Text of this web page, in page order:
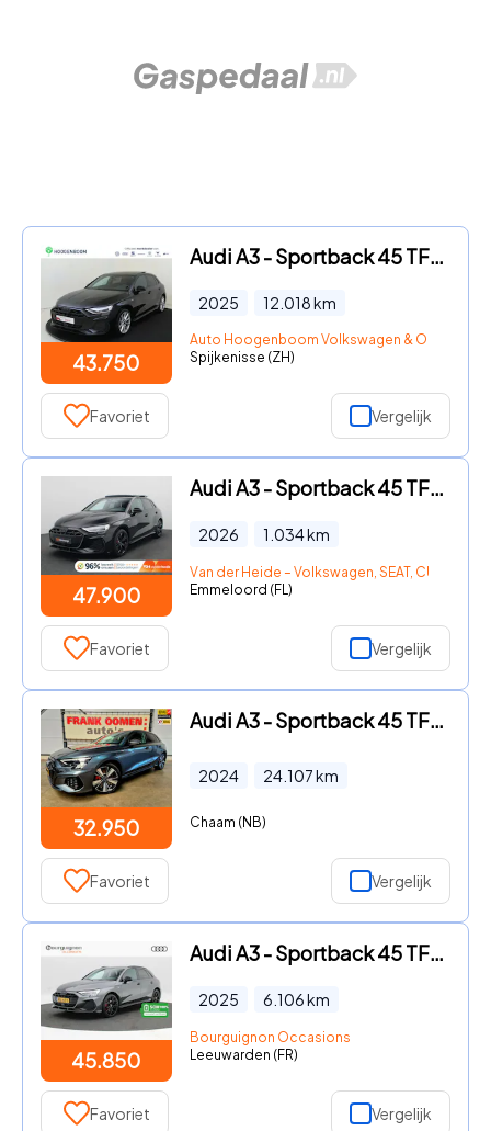
43.750
Audi A3 - Sportback 45 TFSI e S edition Competition | SoH 97% | Panora
2025 12.018km
Auto Hoogenboom Volkswagen & Occasions
Spijkenisse (ZH)
Favoriet Vergelijk
47.900
Audi A3 - Sportback 45 TFSI e S edition Competition 272PK S-Tronic S-L
2026 1.034km
Van der Heide – Volkswagen, SEAT, CUPRA,
Emmeloord (FL)
Favoriet Vergelijk
32.950
Audi A3 - Sportback 45 TFSI e S-Line edition Competition + LED|Digital
2024 24.107km
Chaam (NB)
Favoriet Vergelijk
45.850
Audi A3 - Sportback 45 TFSi e 272 Pk S-Line Competition | Stoelverwarm
2025 6.106km
Bourguignon Occasions
Leeuwarden (FR)
Favoriet Vergelijk